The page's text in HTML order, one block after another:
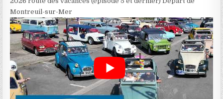
Montreuil-sur-Mer